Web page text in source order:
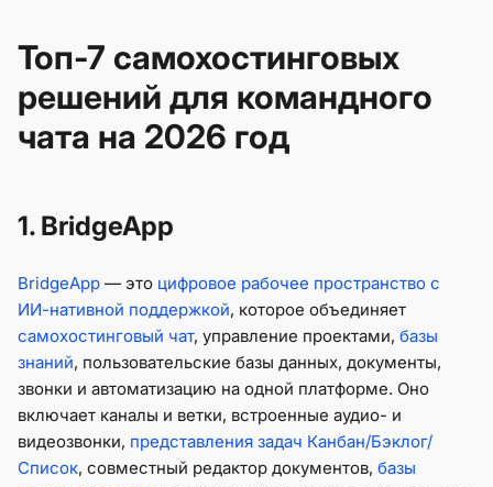
Топ-7 самохостинговых
решений для командного
чата на 2026 год
1. BridgeApp
BridgeApp — это цифровое рабочее пространство с
ИИ-нативной поддержкой, которое объединяет
самохостинговый чат, управление проектами, базы
знаний, пользовательские базы данных, документы,
звонки и автоматизацию на одной платформе. Оно
включает каналы и ветки, встроенные аудио- и
видеозвонки, представления задач Канбан/Бэклог/
Список, совместный редактор документов, базы